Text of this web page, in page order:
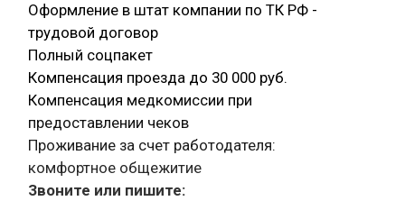
Оформление в штат компании по ТК РФ -
трудовой договор
Полный соцпакет
Компенсация проезда до 30 000 руб.
Компенсация медкомиссии при
предоставлении чеков
Проживание за счет работодателя:
комфортное общежитие
Звоните или пишите: